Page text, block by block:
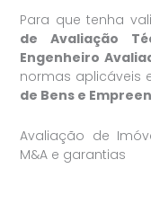
Para que tenha
de Avaliação
Engenheiro
normas aplicáveis
de Bens e
Avaliação de
M&A e garantias